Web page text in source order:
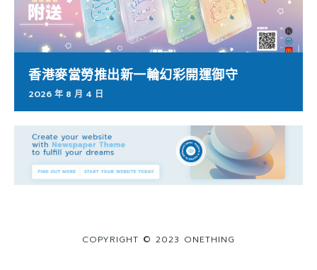
香港麥當勞推出新一輪幻彩開運御守
2026 年 8 月 4 日
COPYRIGHT © 2023 ONETHING